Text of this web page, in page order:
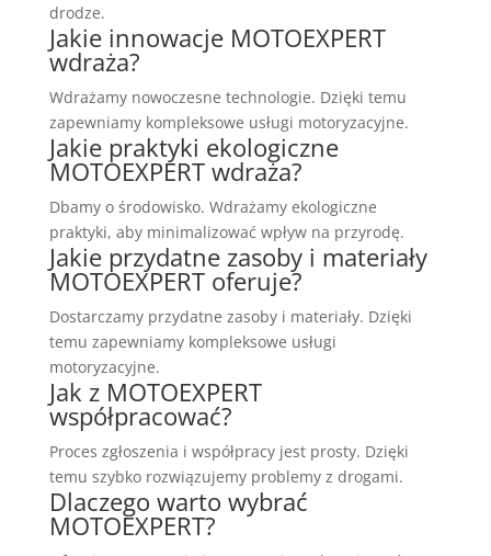
drodze.
Jakie innowacje MOTOEXPERT
wdraża?
Wdrażamy nowoczesne technologie. Dzięki temu
zapewniamy kompleksowe usługi motoryzacyjne.
Jakie praktyki ekologiczne
MOTOEXPERT wdraża?
Dbamy o środowisko. Wdrażamy ekologiczne
praktyki, aby minimalizować wpływ na przyrodę.
Jakie przydatne zasoby i materiały
MOTOEXPERT oferuje?
Dostarczamy przydatne zasoby i materiały. Dzięki
temu zapewniamy kompleksowe usługi
motoryzacyjne.
Jak z MOTOEXPERT
współpracować?
Proces zgłoszenia i współpracy jest prosty. Dzięki
temu szybko rozwiązujemy problemy z drogami.
Dlaczego warto wybrać
MOTOEXPERT?